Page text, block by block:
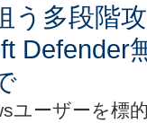
う多段階
ユーザーを標